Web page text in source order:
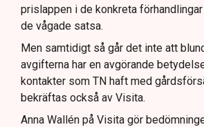
prislappen i de konkreta
de vågade satsa.
Men samtidigt så går det inte att
avgifterna har en avgörande
kontakter som TN haft med
bekräftas också av Visita.
Anna Wallén på Visita gör